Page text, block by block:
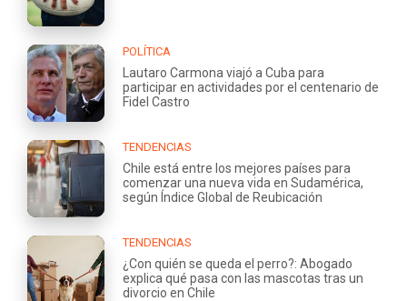
POLÍTICA
Lautaro Carmona viajó a Cuba para
participar en actividades por el centenario de
Fidel Castro
TENDENCIAS
Chile está entre los mejores países para
comenzar una nueva vida en Sudamérica,
según Índice Global de Reubicación
TENDENCIAS
¿Con quién se queda el perro?: Abogado
explica qué pasa con las mascotas tras un
divorcio en Chile